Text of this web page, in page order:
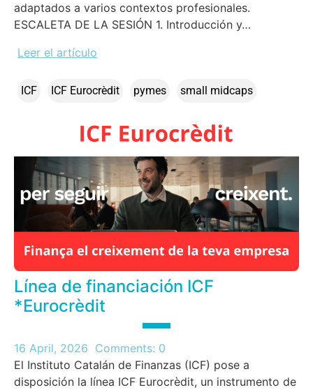
adaptados a varios contextos profesionales.
ESCALETA DE LA SESIÓN 1. Introducción y…
Leer el artículo
ICF ICF Eurocrèdit pymes small midcaps
Línea de financiación ICF
*Eurocrèdit
16 April, 2026 Comments: 0
El Instituto Catalán de Finanzas (ICF) pose a
disposición la línea ICF Eurocrèdit, un instrumento de